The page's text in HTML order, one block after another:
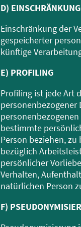
D)
Einschränkung der
gespeicherter
künftige
E) PROFILING
Profiling ist jede Art
personenbezogener
bestimmte
Person beziehen,
bezüglich
persönlicher
Verhalten,
natürlichen Person
F)